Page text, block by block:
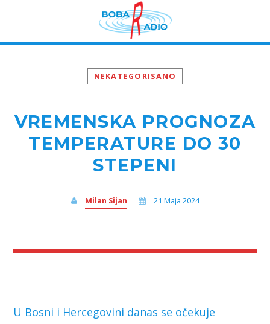
NEKATEGORISANO
VREMENSKA PROGNOZA
TEMPERATURE DO 30
STEPENI
Milan Sijan 21 Maja 2024
U Bosni i Hercegovini danas se očekuje